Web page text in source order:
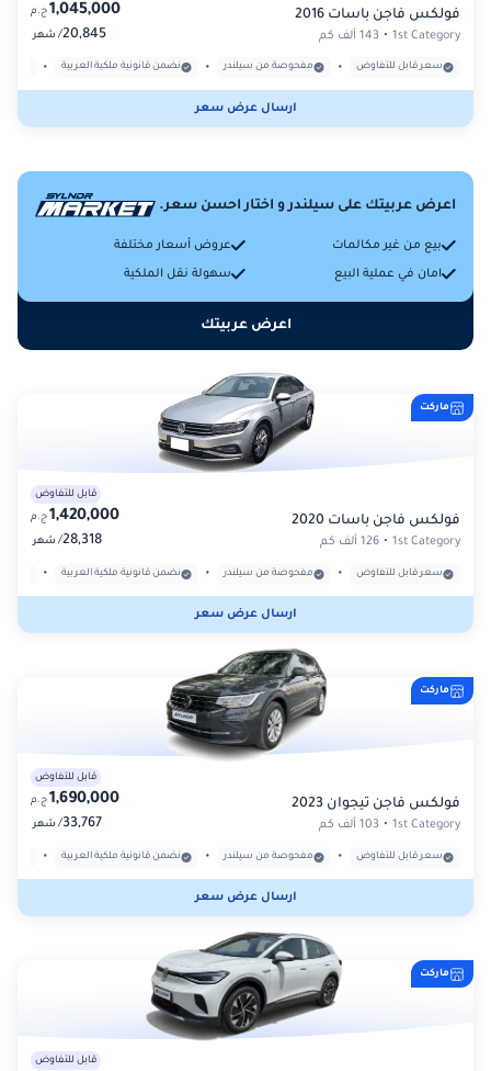
فولكس فاجن باسات 2016
1st Category
• 143 ألف كم
1,045,000 ج.م
20,845
/ شهر
سعر قابل للتفاوض • مفحوصة من سيلندر • نضمن قانونية ملكية العربية •
ارسال عرض سعر
اعرض عربيتك على سيلندر و اختار احسن سعر.
بيع من غير مكالمات عروض أسعار مختلفة
امان في عملية البيع سهولة نقل الملكية
اعرض عربيتك
ماركت
فولكس فاجن باسات 2020
1st Category
• 126 ألف كم
قابل للتفاوض
1,420,000 ج.م
28,318
/ شهر
سعر قابل للتفاوض • مفحوصة من سيلندر • نضمن قانونية ملكية العربية •
ارسال عرض سعر
ماركت
فولكس فاجن تيجوان 2023
1st Category
• 103 ألف كم
قابل للتفاوض
1,690,000 ج.م
33,767
/ شهر
سعر قابل للتفاوض • مفحوصة من سيلندر • نضمن قانونية ملكية العربية •
ارسال عرض سعر
ماركت
قابل للتفاوض